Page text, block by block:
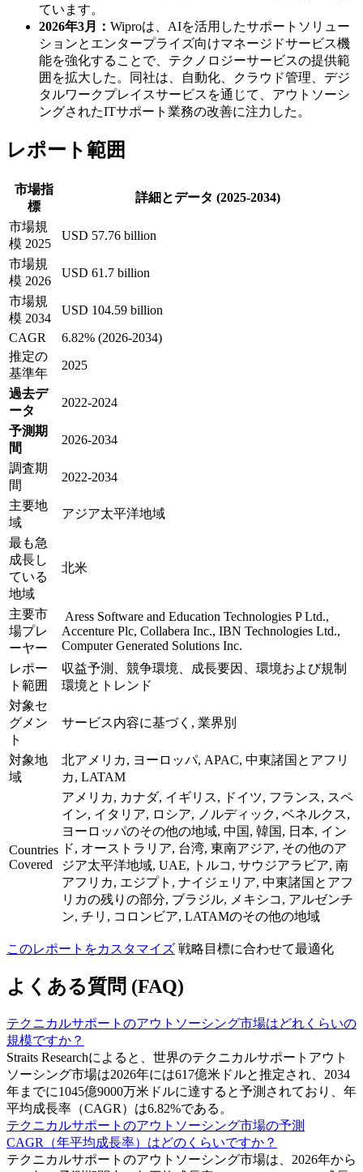
ています。
2026年3月： Wiproは、AIを活用したサポートソリュー
ションとエンタープライズ向けマネージドサービス機
能を強化することで、テクノロジーサービスの提供範
囲を拡大した。同社は、自動化、クラウド管理、デジ
タルワークプレイスサービスを通じて、アウトソーシ
ングされたITサポート業務の改善に注力した。
レポート範囲
市場指
標
詳細とデータ (2025-2034)
市場規
模 2025
USD 57.76 billion
市場規
模 2026
USD 61.7 billion
市場規
模 2034
USD 104.59 billion
CAGR
6.82% (2026-2034)
推定の
基準年
2025
過去デ
ータ
2022-2024
予測期
間
2026-2034
調査期
間
2022-2034
主要地
域
アジア太平洋地域
最も急
成長し
ている
地域
北米
主要市
場プレ
ーヤー
Aress Software and Education Technologies P Ltd.,
Accenture Plc, Collabera Inc., IBN Technologies Ltd.,
Computer Generated Solutions Inc.
レポー
ト範囲
収益予測、競争環境、成長要因、環境および規制
環境とトレンド
対象セ
グメン
ト
サービス内容に基づく, 業界別
対象地
域
北アメリカ, ヨーロッパ, APAC, 中東諸国とアフリ
カ, LATAM
Countries
Covered
アメリカ, カナダ, イギリス, ドイツ, フランス, スペ
イン, イタリア, ロシア, ノルディック, ベネルクス,
ヨーロッパのその他の地域, 中国, 韓国, 日本, イン
ド, オーストラリア, 台湾, 東南アジア, その他のア
ジア太平洋地域, UAE, トルコ, サウジアラビア, 南
アフリカ, エジプト, ナイジェリア, 中東諸国とアフ
リカの残りの部分, ブラジル, メキシコ, アルゼンチ
ン, チリ, コロンビア, LATAMのその他の地域
このレポートをカスタマイズ 戦略目標に合わせて最適化
よくある質問 (FAQ)
テクニカルサポートのアウトソーシング市場はどれくらいの
規模ですか？
Straits Researchによると、世界のテクニカルサポートアウト
ソーシング市場は2026年には617億米ドルと推定され、2034
年までに1045億9000万米ドルに達すると予測されており、年
平均成長率（CAGR）は6.82%である。
テクニカルサポートのアウトソーシング市場の予測
CAGR（年平均成長率）はどのくらいですか？
テクニカルサポートのアウトソーシング市場は、2026年から